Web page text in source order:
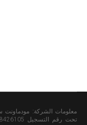
معلومات الشركة: